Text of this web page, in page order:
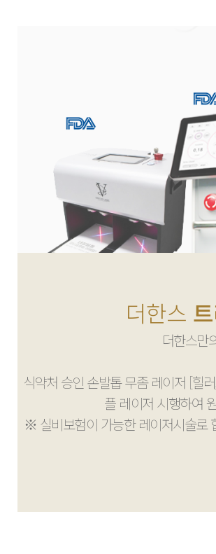
더한스
더한스만
식약처 승인 손발톱 무좀 레이저 [힐
플 레이저 시행하여
※ 실비보험이 가능한 레이저시술로